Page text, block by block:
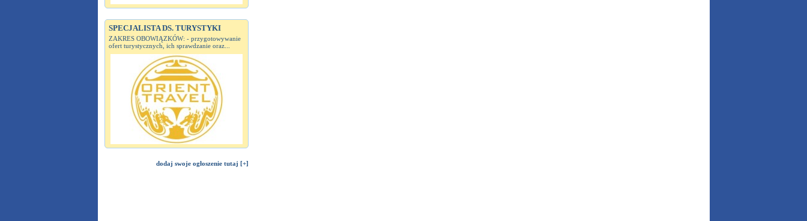
SPECJALISTA DS. TURYSTYKI
ZAKRES OBOWIĄZKÓW: - przygotowywanie
ofert turystycznych, ich sprawdzanie oraz...
dodaj swoje ogłoszenie tutaj [+]